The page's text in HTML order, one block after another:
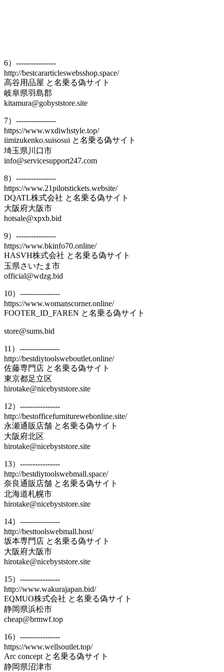
6）----------------
http://bestcararticleswebsshop.space/
高谷用品屋 と名乗る偽サイト
岐阜県羽島郡
kitamura@gobyststore.site
7）----------------
https://www.wxdiwhstyle.top/
iimizukenko.suisosui と名乗る偽サイト
埼玉県川口市
info@servicesupport247.com
8）----------------
https://www.21pilotstickets.website/
DQATL株式会社 と名乗る偽サイト
大阪府大阪市
hotsale@xpxb.bid
9）----------------
https://www.bkinfo70.online/
HASVH株式会社 と名乗る偽サイト
玉県さいたま市
official@wdzg.bid
10）----------------
https://www.womanscorner.online/
FOOTER_ID_FAREN と名乗る偽サイト
store@sums.bid
11）----------------
http://bestdiytoolsweboutlet.online/
佐藤専門店 と名乗る偽サイト
東京都足立区
hirotake@nicebyststore.site
12）----------------
http://bestofficefurniturewebonline.site/
永瀬通販店舗 と名乗る偽サイト
大阪府北区
hirotake@nicebyststore.site
13）----------------
http://bestdiytoolswebmall.space/
奈良通販店舗 と名乗る偽サイト
北海道札幌市
hirotake@nicebyststore.site
14）----------------
http://besttoolswebmall.host/
坂本専門店 と名乗る偽サイト
大阪府大阪市
hirotake@nicebyststore.site
15）----------------
http://www.wakurajapan.bid/
EQMUO株式会社 と名乗る偽サイト
静岡県浜松市
cheap@brmwf.top
16）----------------
https://www.wellsoutlet.top/
Arc concept と名乗る偽サイト
静岡県沼津市